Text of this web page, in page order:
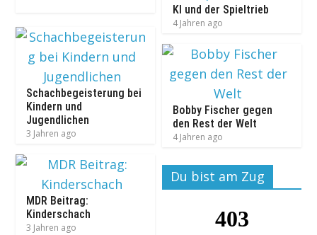
Schachbegeisterung bei
Kindern und
Jugendlichen
3 Jahren ago
MDR Beitrag:
Kinderschach
3 Jahren ago
KI und der Spieltrieb
4 Jahren ago
Bobby Fischer gegen
den Rest der Welt
4 Jahren ago
Du bist am Zug